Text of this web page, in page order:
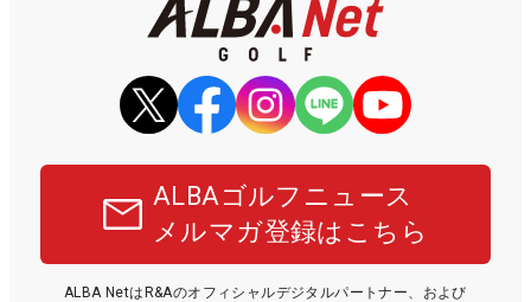
ALBAゴルフニュース
メルマガ登録はこちら
ALBA NetはR&Aのオフィシャルデジタルパートナー、および